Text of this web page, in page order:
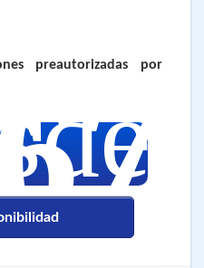
preautorizadas por